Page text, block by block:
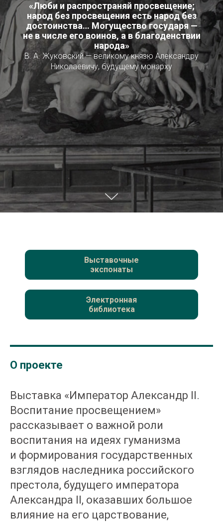
«Люби и распространяй просвещение;
народ без просвещения есть народ без
достоинства… Могущество государя —
не в числе его воинов, а в благоденствии
народа»
В. А. Жуковский — великому князю Александру
Николаевичу, будущему монарху
Выставочные
экспонаты
Электронная
библиотека
О проекте
Выставка «Император Александр II.
Воспитание просвещением»
рассказывает о важной роли
воспитания на идеях гуманизма
и формирования государственных
взглядов наследника российского
престола, будущего императора
Александра II, оказавших большое
влияние на его царствование,